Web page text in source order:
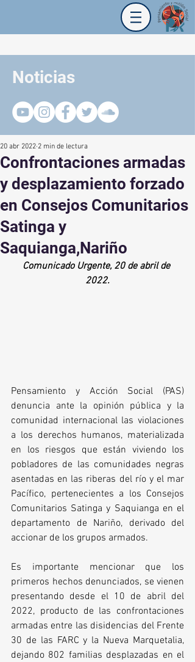
Noticias
Confrontaciones armadas
y desplazamiento forzado
en Consejos Comunitarios
Satinga y
Saquianga,Nariño
20 abr 2022 2 min de lectura
Comunicado Urgente, 20 de abril de
2022.
Pensamiento y Acción Social (PAS)
denuncia ante la opinión pública y la
comunidad internacional las violaciones
a los derechos humanos, materializada
en los riesgos que están viviendo los
pobladores de las comunidades negras
asentadas en las riberas del río y el mar
Pacífico, pertenecientes a los Consejos
Comunitarios Satinga y Saquianga en el
departamento de Nariño, derivado del
accionar de los grupos armados.
Es importante mencionar que los
primeros hechos denunciados, se vienen
presentando desde el 10 de abril del
2022, producto de las confrontaciones
armadas entre las disidencias del Frente
30 de las FARC y la Nueva Marquetalia,
dejando 802 familias desplazadas en el